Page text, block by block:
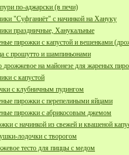
по-аджарски (в печи)
"Суфганиёт" с начинкой на Хануку
праздничные, Ханукальные
пирожки с капустой и вешенками
с прошутто и шампиньонами
дрожжевое на майонезе для жареных
с капустой
с клубничным пудингом
пирожки с перепелиными яйцами
пирожки с абрикосовым джемом
с начинкой из свежей и квашеной
лодочки с творогом
тесто для пиццы с медом